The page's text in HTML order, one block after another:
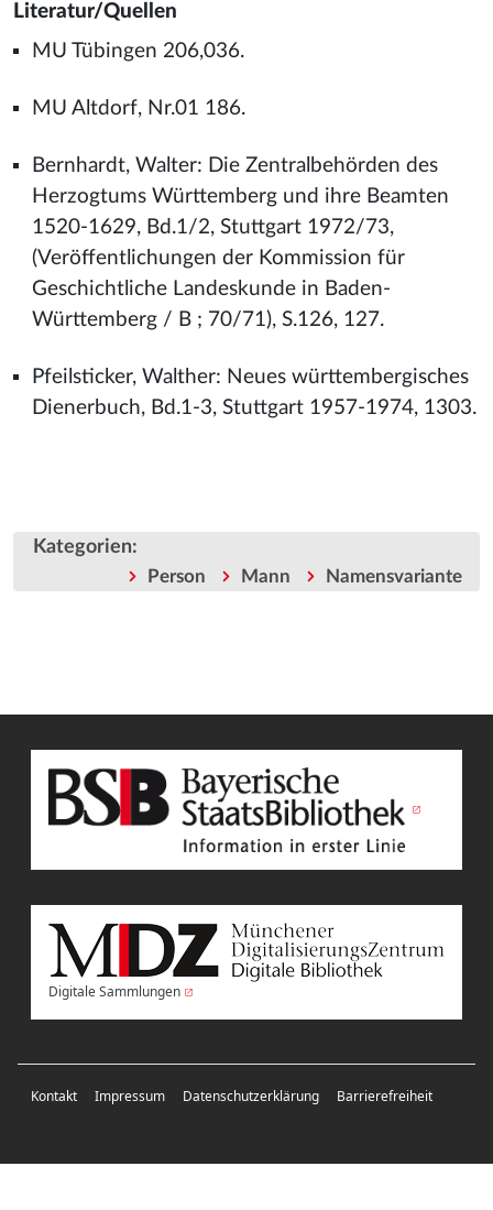
Literatur/Quellen
MU Tübingen 206,036.
MU Altdorf, Nr.01 186.
Bernhardt, Walter: Die Zentralbehörden des
Herzogtums Württemberg und ihre Beamten
1520-1629, Bd.1/2, Stuttgart 1972/73,
(Veröffentlichungen der Kommission für
Geschichtliche Landeskunde in Baden-
Württemberg / B ; 70/71), S.126, 127.
Pfeilsticker, Walther: Neues württembergisches
Dienerbuch, Bd.1-3, Stuttgart 1957-1974, 1303.
Kategorien:
Person Mann Namensvariante
Digitale Sammlungen
Kontakt Impressum Datenschutzerklärung Barrierefreiheit